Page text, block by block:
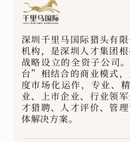
深圳千里马国际猎头有
机构，是深圳人才集团
战略设立的全资子公司
台”相结合的商业模式
度市场化运作，专业、
业、上市企业、行业领
才猎聘、人才评价、管
体解决方案。